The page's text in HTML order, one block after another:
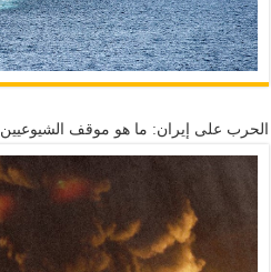
الحرب على إيران: ما هو موقف الشيوعيين